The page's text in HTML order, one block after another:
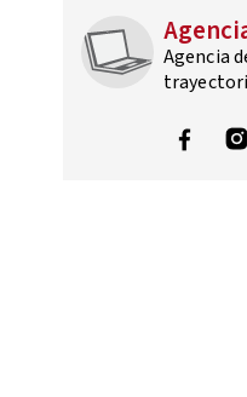
Agencia